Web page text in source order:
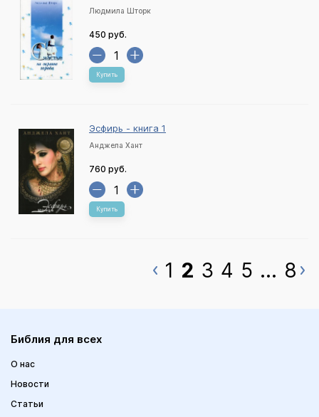
Людмила Шторк
450 руб.
Купить
Эсфирь - книга 1
Анджела Хант
760 руб.
Купить
1 2 3 4 5 ... 8
Библия для всех
О нас
Новости
Статьи